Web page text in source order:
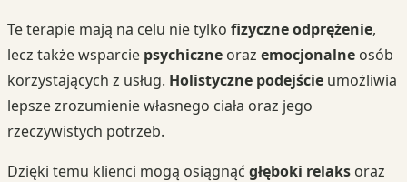
Te terapie mają na celu nie tylko fizyczne odprężenie,
lecz także wsparcie psychiczne oraz emocjonalne osób
korzystających z usług. Holistyczne podejście umożliwia
lepsze zrozumienie własnego ciała oraz jego
rzeczywistych potrzeb.
Dzięki temu klienci mogą osiągnąć głęboki relaks oraz